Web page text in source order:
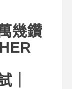
幾鑽
｜